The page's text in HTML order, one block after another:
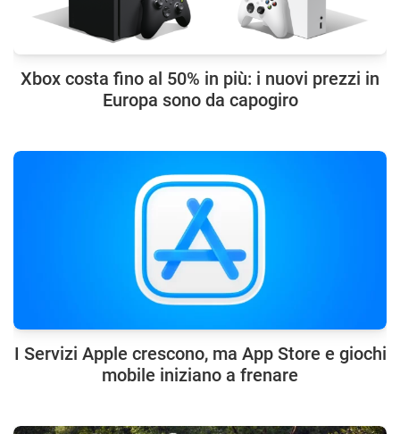
Xbox costa fino al 50% in più: i nuovi prezzi in
Europa sono da capogiro
I Servizi Apple crescono, ma App Store e giochi
mobile iniziano a frenare